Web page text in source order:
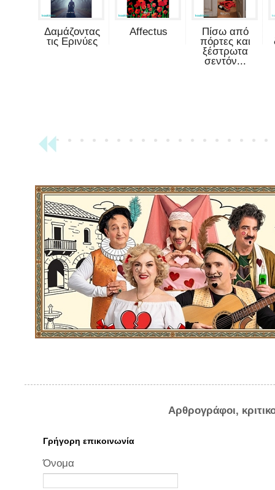
Δαμάζοντας
τις Ερινύες
Affectus
Πίσω από
πόρτες και
ξέστρωτα
σεντόν...
Αρθρογράφοι,
Γρήγορη επικοινωνία
Όνομα